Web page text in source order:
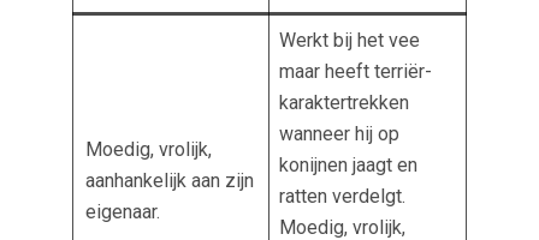
Moedig, vrolijk,
aanhankelijk aan zijn
eigenaar.
Werkt bij het vee
maar heeft terriër-
karaktertrekken
wanneer hij op
konijnen jaagt en
ratten verdelgt.
Moedig, vrolijk,